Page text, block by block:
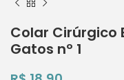
Colar Cirúrgico
Gatos nº 1